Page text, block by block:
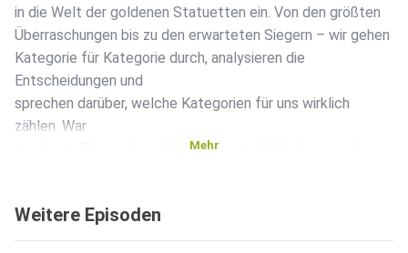
in die Welt der goldenen Statuetten ein. Von den größten
Überraschungen bis zu den erwarteten Siegern – wir gehen
Kategorie für Kategorie durch, analysieren die
Entscheidungen und
sprechen darüber, welche Kategorien für uns wirklich
zählen. War
der beste Film auch wirklich der beste? Wurde jemand
wir
Mehr
Weitere Episoden